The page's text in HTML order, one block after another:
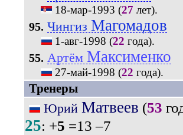
18-мар-1993 (27 лет).
95. Чингиз Магомадов
1-авг-1998 (22 года).
55. Артём Максименко
27-май-1998 (22 года).
Тренеры
Юрий Матвеев (53
25: +5 =13 –7